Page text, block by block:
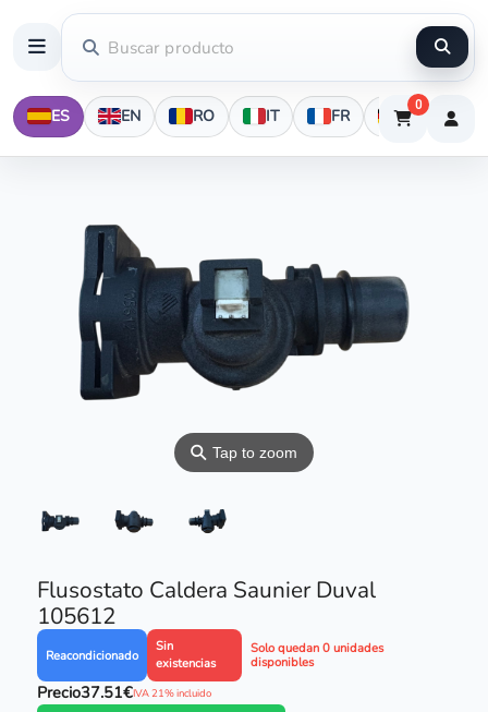
ES EN RO IT FR DE
0
⚲Tap to zoom
Flusostato Caldera Saunier Duval
105612
Reacondicionado
Sin
existencias
Solo quedan 0 unidades
disponibles
Precio37.51€IVA 21% incluido